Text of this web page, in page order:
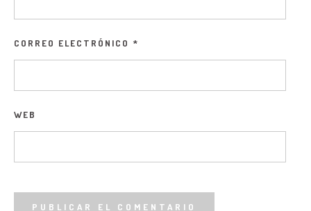
CORREO ELECTRÓNICO *
WEB